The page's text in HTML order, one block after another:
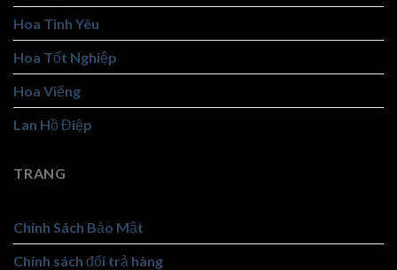
Hoa Tình Yêu
Hoa Tốt Nghiệp
Hoa Viếng
Lan Hồ Điệp
TRANG
Chính Sách Bảo Mật
Chính sách đổi trả hàng